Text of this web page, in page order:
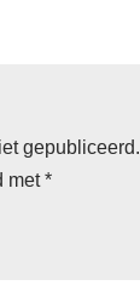
gepubliceerd.
met*